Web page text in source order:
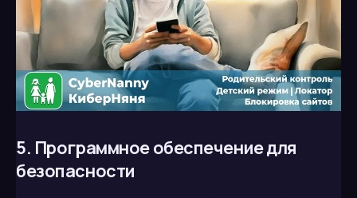
5. Программное обеспечение для
безопасности